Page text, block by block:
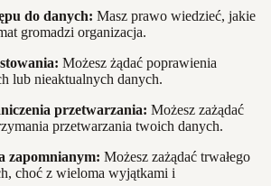
do danych: Masz prawo wiedzieć, jakie
gromadzi organizacja.
Możesz żądać poprawienia
lub nieaktualnych danych.
przetwarzania: Możesz zażądać
przetwarzania twoich danych.
zapomnianym: Możesz zażądać trwałego
choć z wieloma wyjątkami i